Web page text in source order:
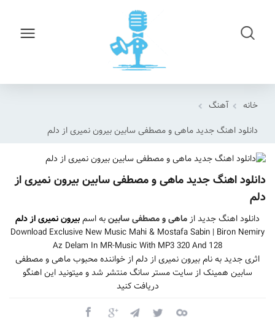
خانه
آهنگ
دانلود اهنگ جدید ماهی و مصطفی سابین بیرون نمیری از دلم
دانلود اهنگ جدید ماهی و مصطفی سابین بیرون نمیری از
دلم
دانلود اهنگ جدید از ماهی و مصطفی سابینبه اسمبیرون نمیری از دلم
Download Exclusive New Music Mahi & Mostafa Sabin | Biron Nemiry
Az Delam In MR-Music With MP3 320 And 128
اثری جدید به نام بیرون نمیری از دلم از خواننده محبوب ماهی و مصطفی
سابین همینک از سایت مستر سانگ منتشر شد و میتونید این اهنگو
دریافت کنید